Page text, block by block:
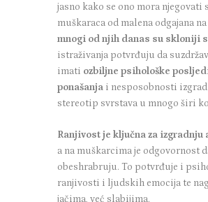
jasno kako se ono mora njegovati
muškaraca od malena odgajana
mnogi od njih danas su skloniji
istraživanja potvrđuju da
imati ozbiljne psihološke
ponašanja i nesposobnosti
stereotip svrstava u mnogo širi
Ranjivost je ključna za
a na muškarcima je odgovornost
obeshrabruju. To potvrđuje i
ranjivosti i ljudskih emocija te
jačima, već slabijima.